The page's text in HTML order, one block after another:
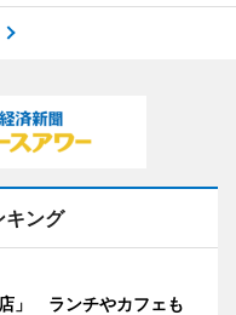
キング
」 ランチやカフェも